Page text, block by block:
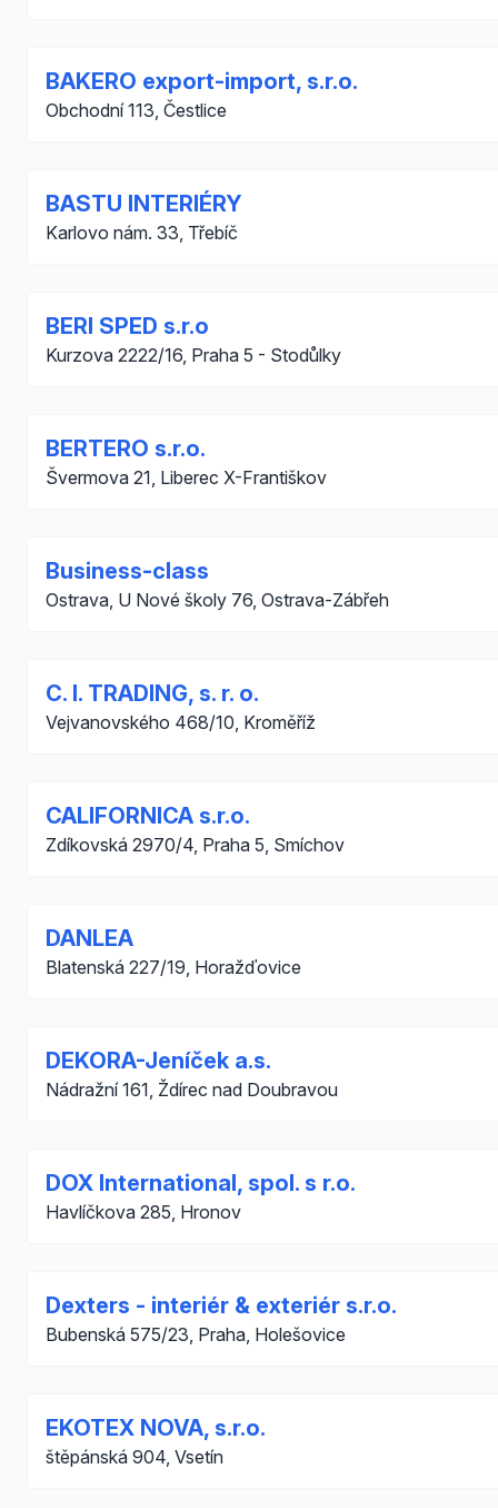
BAKERO export-import, s.r.o.
Obchodní 113, Čestlice
BASTU INTERIÉRY
Karlovo nám. 33, Třebíč
BERI SPED s.r.o
Kurzova 2222/16, Praha 5 - Stodůlky
BERTERO s.r.o.
Švermova 21, Liberec X-Františkov
Business-class
Ostrava, U Nové školy 76, Ostrava-Zábřeh
C. I. TRADING, s. r. o.
Vejvanovského 468/10, Kroměříž
CALIFORNICA s.r.o.
Zdíkovská 2970/4, Praha 5, Smíchov
DANLEA
Blatenská 227/19, Horažďovice
DEKORA-Jeníček a.s.
Nádražní 161, Ždírec nad Doubravou
DOX International, spol. s r.o.
Havlíčkova 285, Hronov
Dexters - interiér & exteriér s.r.o.
Bubenská 575/23, Praha, Holešovice
EKOTEX NOVA, s.r.o.
štěpánská 904, Vsetín